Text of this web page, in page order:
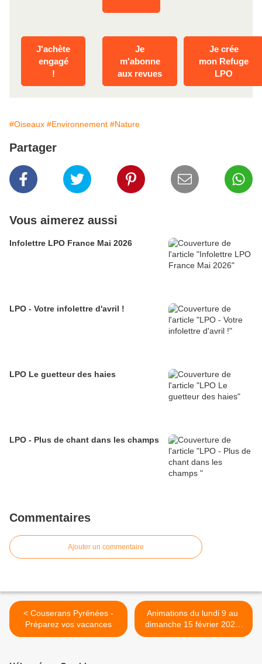
J'achète
engagé
!
Je
m'abonne
aux revues
Je crée
mon Refuge
LPO
#Oiseaux #Environnement #Nature
Partager
Vous aimerez aussi
Infolettre LPO France Mai 2026
LPO - Votre infolettre d'avril !
LPO Le guetteur des haies
LPO - Plus de chant dans les champs
Commentaires
Ajouter un commentaire
< Couserans Pyrénées -
Préparez vos vacances
Animations du lundi 9 au
dimanche 15 février 2026
en Cagire Garonne Salat >